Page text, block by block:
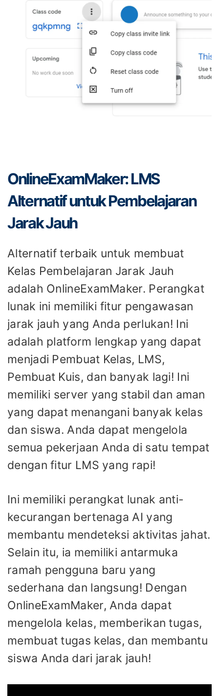
OnlineExamMaker: LMS
Alternatif untuk Pembelajaran
Jarak Jauh
Alternatif terbaik untuk membuat
Kelas Pembelajaran Jarak Jauh
adalah OnlineExamMaker. Perangkat
lunak ini memiliki fitur pengawasan
jarak jauh yang Anda perlukan! Ini
adalah platform lengkap yang dapat
menjadi Pembuat Kelas, LMS,
Pembuat Kuis, dan banyak lagi! Ini
memiliki server yang stabil dan aman
yang dapat menangani banyak kelas
dan siswa. Anda dapat mengelola
semua pekerjaan Anda di satu tempat
dengan fitur LMS yang rapi!
Ini memiliki perangkat lunak anti-
kecurangan bertenaga AI yang
membantu mendeteksi aktivitas jahat.
Selain itu, ia memiliki antarmuka
ramah pengguna baru yang
sederhana dan langsung! Dengan
OnlineExamMaker, Anda dapat
mengelola kelas, memberikan tugas,
membuat tugas kelas, dan membantu
siswa Anda dari jarak jauh!